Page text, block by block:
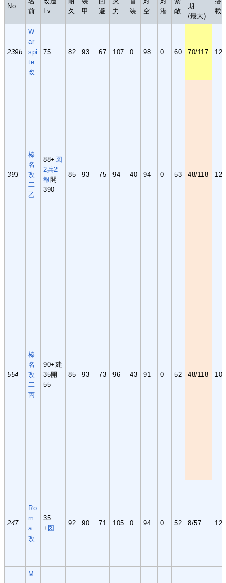
No
前
Lv
久
甲
避
力
装
空
潜
敵
期
/最大)
載
239b
W
ar
spi
te
改
75 82 93 67 107 0 98 0 60 70/117 12
393
榛
名
改
二
乙
88+ 図
2兵2
報 開
390
85 93 75 94 40 94 0 53 48/118
554
榛
名
改
二
丙
90+建
35開
55
85 93 73 96 43 91 0 52 48/118
247
Ro
m
a
改
35
+ 図
92 90 71 105 0 94 0 52 8/57 12
M